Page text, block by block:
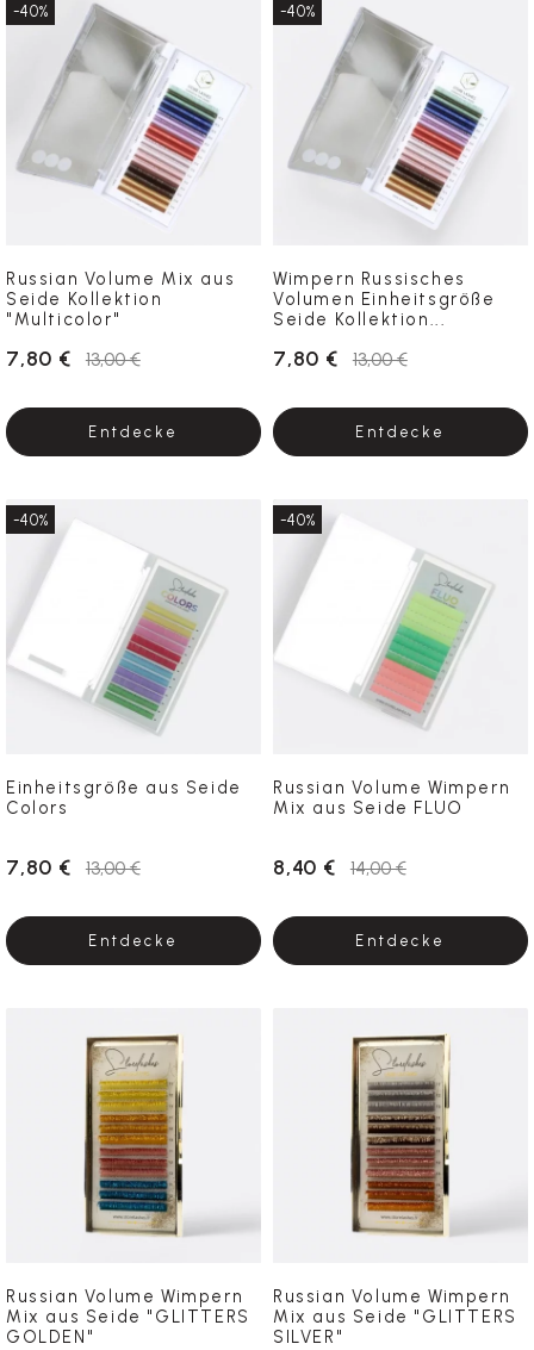
Russian Volume Mix aus
Seide Kollektion
"Multicolor"
7,80 € 13,00 €
Entdecke
-40%
Wimpern Russisches
Volumen Einheitsgröße
Seide Kollektion...
7,80 € 13,00 €
Entdecke
-40%
Einheitsgröße aus Seide
Colors
7,80 € 13,00 €
Entdecke
-40%
Russian Volume Wimpern
Mix aus Seide FLUO
8,40 € 14,00 €
Entdecke
-40%
Russian Volume Wimpern
Mix aus Seide "GLITTERS
GOLDEN"
Russian Volume Wimpern
Mix aus Seide "GLITTERS
SILVER"